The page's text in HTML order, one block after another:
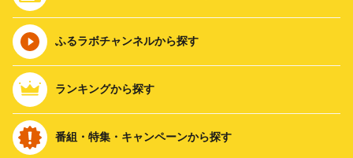
ふるラボチャンネルから探す
ランキングから探す
番組・特集・キャンペーンから探す